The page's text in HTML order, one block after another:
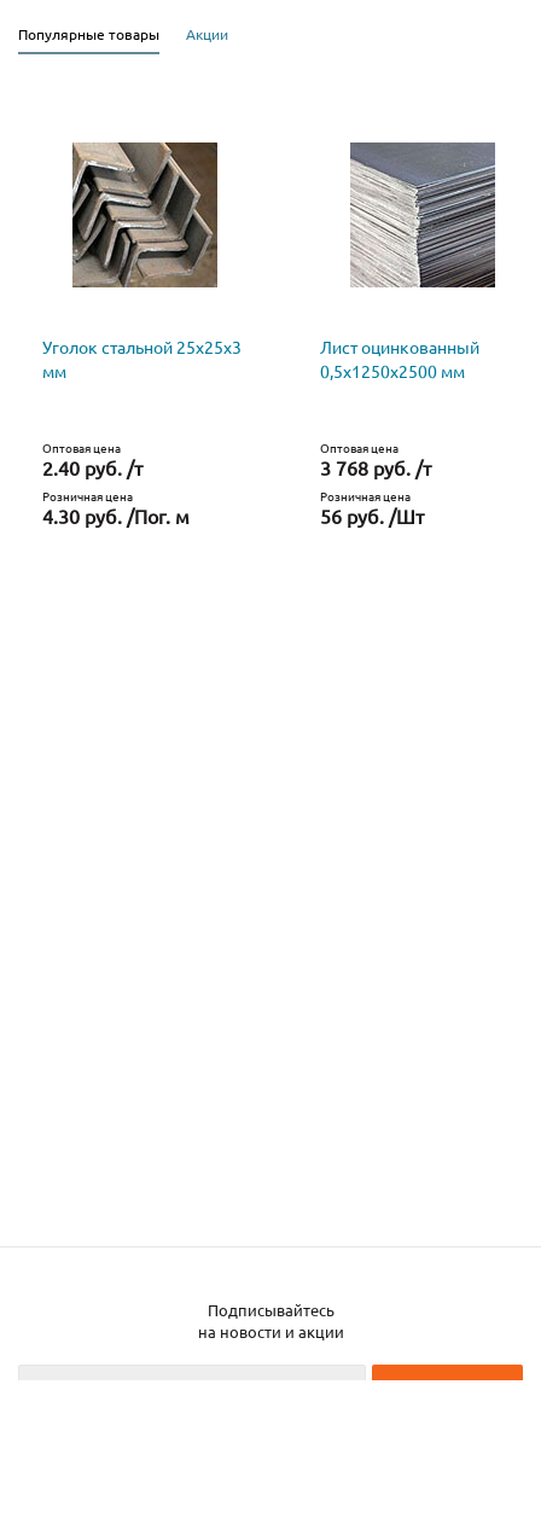
Популярные товары Акции
Уголок стальной 25х25х3
мм
Оптовая цена
2.40 руб. /т
Розничная цена
4.30 руб. /Пог. м
Лист оцинкованный
0,5х1250х2500 мм
Оптовая цена
3 768 руб. /т
Розничная цена
56 руб. /Шт
Подписывайтесь
на новости и акции